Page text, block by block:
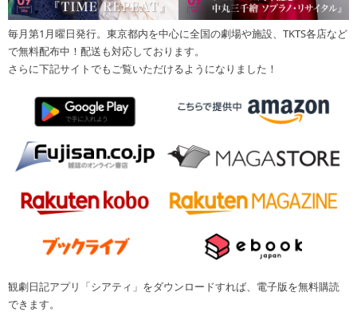
毎月第1月曜日発行。東京都内を中心に全国の劇場や施設、TKTS各店など
で無料配布中！配送も対応しております。
さらに下記サイトでもご覧いただけるようになりました！
観劇日記アプリ「シアティ」をダウンロードすれば、電子版を無料購読
できます。